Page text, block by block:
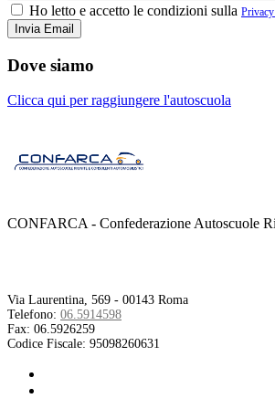
Ho letto e accetto le condizioni sulla
Dove siamo
Clicca qui per raggiungere l'autoscuola
CONFARCA - Confederazione Autoscuole
Via Laurentina, 569 - 00143 Roma
Telefono: 06.5914598
Fax: 06.5926259
Codice Fiscale: 95098260631